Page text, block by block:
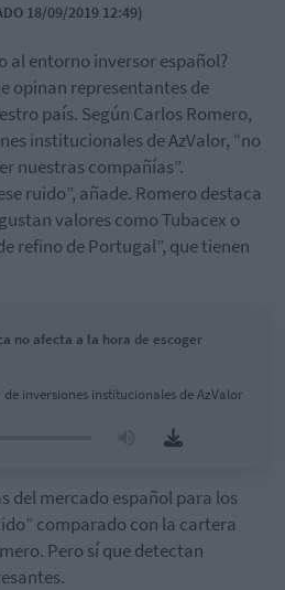
18/09/2019 12:49)
al entorno inversor español?
opinan representantes de
país. Según Carlos Romero,
institucionales de AzValor, “no
nuestras compañías”.
ruido”, añade. Romero destaca
valores como Tubacex o
refino de Portugal”, que tienen
no afecta a la hora de escoger
inversiones institucionales de AzValor
del mercado español para los
comparado con la cartera
Pero sí que detectan